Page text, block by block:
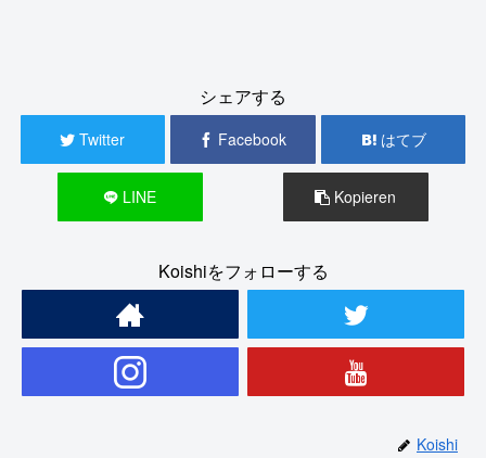
シェアする
Twitter Facebook はてブ
LINE Kopieren
Koishiをフォローする
Koishi